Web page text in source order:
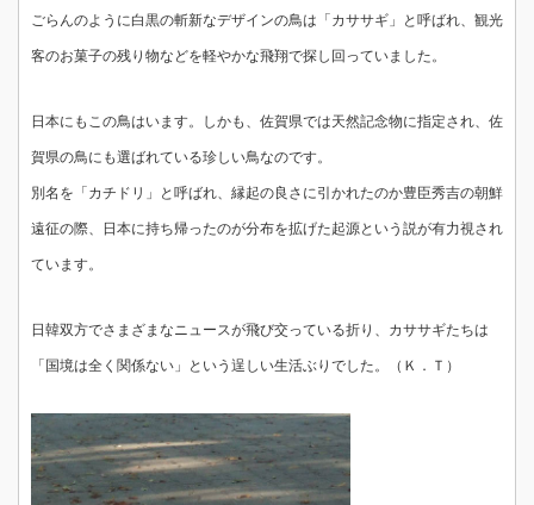
ごらんのように白黒の斬新なデザインの鳥は「カササギ」と呼ばれ、観光
客のお菓子の残り物などを軽やかな飛翔で探し回っていました。
日本にもこの鳥はいます。しかも、佐賀県では天然記念物に指定され、佐
賀県の鳥にも選ばれている珍しい鳥なのです。
別名を「カチドリ」と呼ばれ、縁起の良さに引かれたのか豊臣秀吉の朝鮮
遠征の際、日本に持ち帰ったのが分布を拡げた起源という説が有力視され
ています。
日韓双方でさまざまなニュースが飛び交っている折り、カササギたちは
「国境は全く関係ない」という逞しい生活ぶりでした。（Ｋ．Ｔ）